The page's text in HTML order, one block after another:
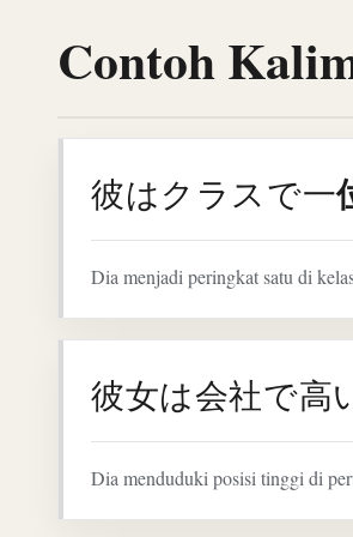
Contoh
彼はクラスで一
Dia menjadi peringkat satu di
彼女は会社で高
Dia menduduki posisi tinggi di